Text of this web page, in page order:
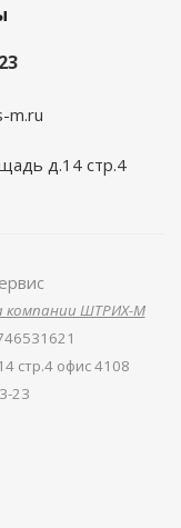
m.ru
д.14 стр.4
компании ШТРИХ-М
стр.4 офис 4108
23